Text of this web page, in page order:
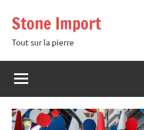
contenu
Stone Import
Tout sur la pierre